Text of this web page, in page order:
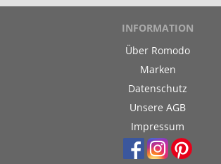
INFORMATION
Über Romodo
Marken
Datenschutz
Unsere AGB
Impressum